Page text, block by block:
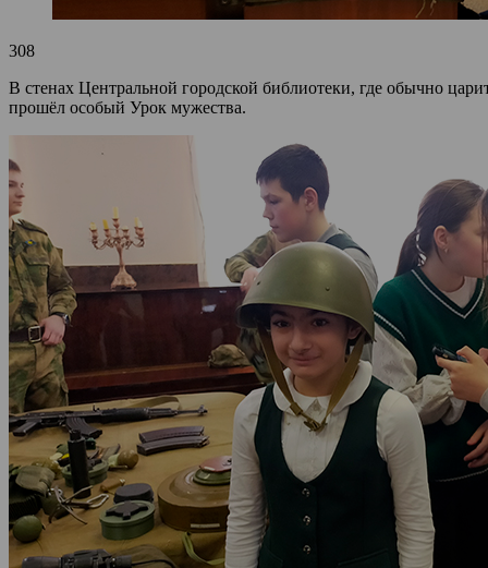
308
В стенах Центральной городской библиотеки, где обычно
прошёл особый Урок мужества.